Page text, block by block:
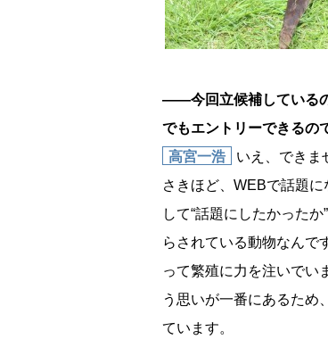
――今回立候補している
でもエントリーできるの
高宮一浩
いえ、できま
さきほど、WEBで話題
して“話題にしたかった
らされている動物なんで
って繁殖に力を注いでい
う思いが一番にあるため
ています。